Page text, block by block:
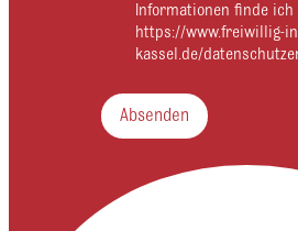
Informationen finde
https://www.freiwillig-
kassel.de/
Absenden